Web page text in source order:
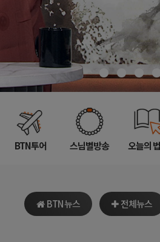
BTN투어 스님별방송 오늘의
BTN 뉴스 전체뉴스